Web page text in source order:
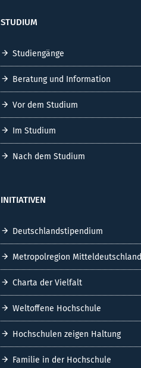
STUDIUM
Studiengänge
Beratung und Information
Vor dem Studium
Im Studium
Nach dem Studium
INITIATIVEN
Deutschlandstipendium
Metropolregion Mitteldeutschland
Charta der Vielfalt
Weltoffene Hochschule
Hochschulen zeigen Haltung
Familie in der Hochschule